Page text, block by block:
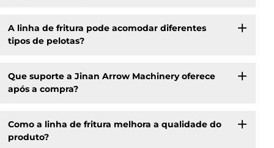
A linha de fritura pode acomodar diferentes
tipos de pelotas?
Que suporte a Jinan Arrow Machinery oferece
após a compra?
Como a linha de fritura melhora a qualidade do
produto?